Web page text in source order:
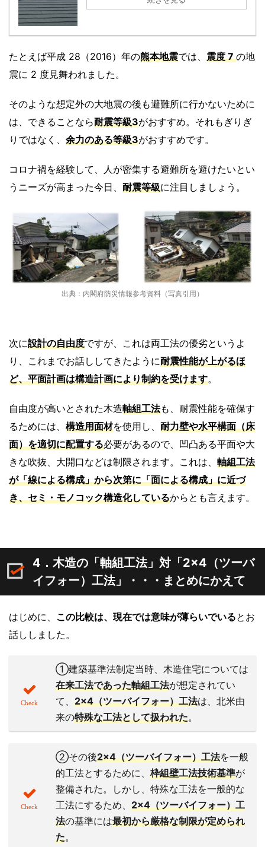
たとえば平成 28（2016）年の熊本地震では、 震度 7の地
震に 2 度見舞われました。
そのような想定外の大地震の後も避難所に行かないために
は、できることなら耐震等級3がおすすめ。それもぎりぎ
りではなく、 余力のある等級3がおすすめです。
コロナ禍を経験して、人が密集する避難所を避けたいとい
うニーズが高まった今日、 耐震等級に注目しましょう。
出典：内閣府防災情報参考資料（写真引用）
次に設計の自由度ですが、これは両工法の優劣というよ
り、これまでお話ししてきたように耐震性能が上がるほ
ど、平面計画は構造計画により制約を受けます。
自由度が高いとされた木造軸組工法も、耐震性能を確保す
るためには、 構造用面材を使用し、 耐力壁や水平構面（床
面）を適切に配置する必要があるので、凹凸ある平面や大
きな吹抜、大開口などは制限されます。これは、 軸組工法
が「線による構成」から次第に「面による構成」に近づ
き、セミ・モノコック構造化しているからとも言えます。
4．木造の「軸組工法」対「2×4（ツーバ
イフォー）工法」・・・まとめにかえて
はじめに、 この比較は、現在では意味が薄らいでいるとお
話ししました。
①建築基準法制定当時、木造住宅については
在来工法であった軸組工法が想定されてい
て、 2×4（ツーバイフォー）工法は、北米由
来の特殊な工法として扱われた。
②その後2×4（ツーバイフォー）工法を一般
的工法とするために、 枠組壁工法技術基準が
整備された。しかし、特殊な工法を一般的な
工法にするため、 2×4（ツーバイフォー）工
法の基準には最初から厳格な制限が定められ
た。